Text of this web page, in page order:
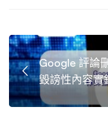
Google 評論
毀謗性內容實